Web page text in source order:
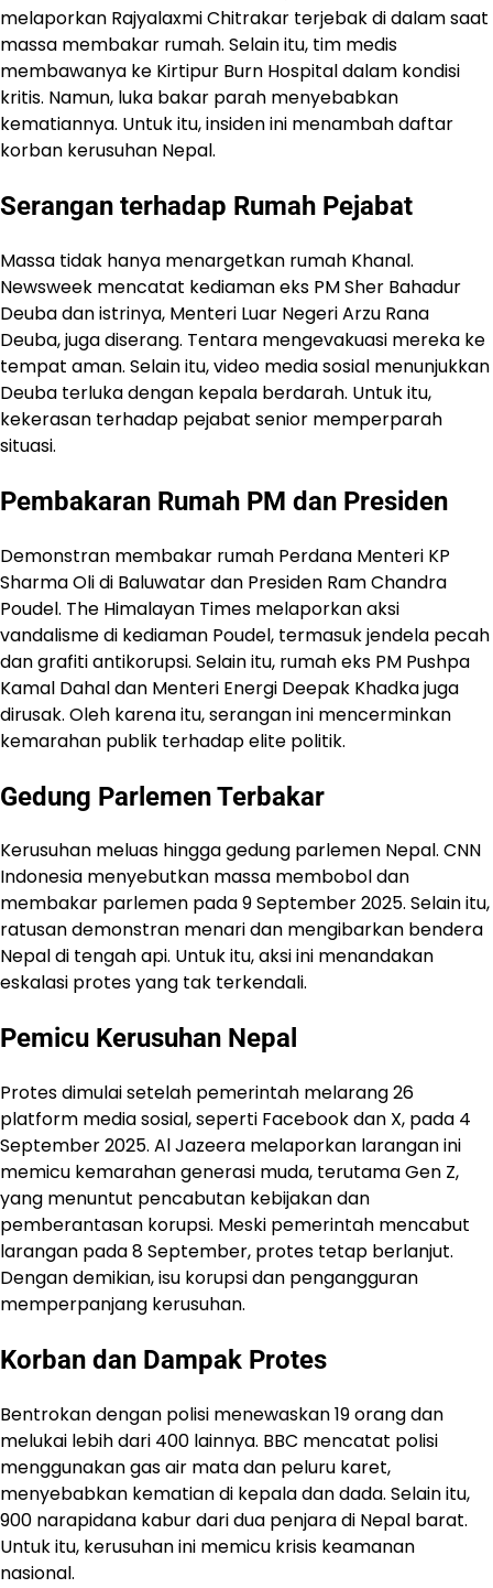
melaporkan Rajyalaxmi Chitrakar terjebak di dalam saat
massa membakar rumah. Selain itu, tim medis
membawanya ke Kirtipur Burn Hospital dalam kondisi
kritis. Namun, luka bakar parah menyebabkan
kematiannya. Untuk itu, insiden ini menambah daftar
korban kerusuhan Nepal.
Serangan terhadap Rumah Pejabat
Massa tidak hanya menargetkan rumah Khanal.
Newsweek mencatat kediaman eks PM Sher Bahadur
Deuba dan istrinya, Menteri Luar Negeri Arzu Rana
Deuba, juga diserang. Tentara mengevakuasi mereka ke
tempat aman. Selain itu, video media sosial menunjukkan
Deuba terluka dengan kepala berdarah. Untuk itu,
kekerasan terhadap pejabat senior memperparah
situasi.
Pembakaran Rumah PM dan Presiden
Demonstran membakar rumah Perdana Menteri KP
Sharma Oli di Baluwatar dan Presiden Ram Chandra
Poudel. The Himalayan Times melaporkan aksi
vandalisme di kediaman Poudel, termasuk jendela pecah
dan grafiti antikorupsi. Selain itu, rumah eks PM Pushpa
Kamal Dahal dan Menteri Energi Deepak Khadka juga
dirusak. Oleh karena itu, serangan ini mencerminkan
kemarahan publik terhadap elite politik.
Gedung Parlemen Terbakar
Kerusuhan meluas hingga gedung parlemen Nepal. CNN
Indonesia menyebutkan massa membobol dan
membakar parlemen pada 9 September 2025. Selain itu,
ratusan demonstran menari dan mengibarkan bendera
Nepal di tengah api. Untuk itu, aksi ini menandakan
eskalasi protes yang tak terkendali.
Pemicu Kerusuhan Nepal
Protes dimulai setelah pemerintah melarang 26
platform media sosial, seperti Facebook dan X, pada 4
September 2025. Al Jazeera melaporkan larangan ini
memicu kemarahan generasi muda, terutama Gen Z,
yang menuntut pencabutan kebijakan dan
pemberantasan korupsi. Meski pemerintah mencabut
larangan pada 8 September, protes tetap berlanjut.
Dengan demikian, isu korupsi dan pengangguran
memperpanjang kerusuhan.
Korban dan Dampak Protes
Bentrokan dengan polisi menewaskan 19 orang dan
melukai lebih dari 400 lainnya. BBC mencatat polisi
menggunakan gas air mata dan peluru karet,
menyebabkan kematian di kepala dan dada. Selain itu,
900 narapidana kabur dari dua penjara di Nepal barat.
Untuk itu, kerusuhan ini memicu krisis keamanan
nasional.